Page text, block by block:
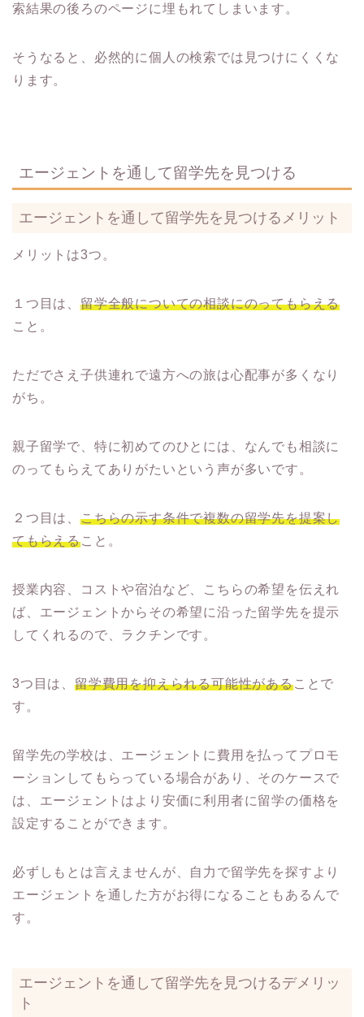
索結果の後ろのページに埋もれてしまいます。
そうなると、必然的に個人の検索では見つけにくくな
ります。
エージェントを通して留学先を見つける
エージェントを通して留学先を見つけるメリット
メリットは3つ。
１つ目は、 留学全般についての相談にのってもらえる
こと。
ただでさえ子供連れで遠方への旅は心配事が多くなり
がち。
親子留学で、特に初めてのひとには、なんでも相談に
のってもらえてありがたいという声が多いです。
２つ目は、 こちらの示す条件で複数の留学先を提案し
てもらえること。
授業内容、コストや宿泊など、こちらの希望を伝えれ
ば、エージェントからその希望に沿った留学先を提示
してくれるので、ラクチンです。
3つ目は、 留学費用を抑えられる可能性があることで
す。
留学先の学校は、エージェントに費用を払ってプロモ
ーションしてもらっている場合があり、そのケースで
は、エージェントはより安価に利用者に留学の価格を
設定することができます。
必ずしもとは言えませんが、自力で留学先を探すより
エージェントを通した方がお得になることもあるんで
す。
エージェントを通して留学先を見つけるデメリッ
ト